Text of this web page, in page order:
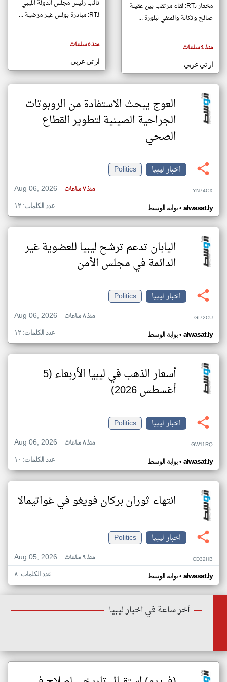
مصادر الأخبار من ليبيا
اخبار ليبيا على مدار الساعة
المقالات
هنا عن
وجهة
نظر
كاتبيها.
مختار لـRT: لقاء مرتقب بين عقيلة
صالح وتكالة والمنفي لبلورة ...
منذ ٤ ساعات
ار تي عربي
نائب رئيس مجلس الدولة الليبي
لـRT: مبادرة بولس غير مرضية ...
منذ ٥ ساعات
ار تي عربي
العوج يبحث الاستفادة من الروبوتات
الجراحية الصينية لتطوير القطاع
الصحي
اخبار ليبيا
Politics
Aug 06, 2026
منذ ٧ ساعات YN74CX
بوابة الوسط• alwasat.ly عدد الكلمات: ١٢
اليابان تدعم ترشح ليبيا للعضوية غير
الدائمة في مجلس الأمن
اخبار ليبيا
Politics
Aug 06, 2026
منذ ٨ ساعات GI72CU
بوابة الوسط• alwasat.ly عدد الكلمات: ١٢
أسعار الذهب في ليبيا الأربعاء (5
أغسطس 2026)
اخبار ليبيا
Politics
Aug 06, 2026
منذ ٨ ساعات GW11RQ
بوابة الوسط• alwasat.ly عدد الكلمات: ١٠
انتهاء ثوران بركان فويغو في غواتيمالا
اخبار ليبيا
Politics
Aug 05, 2026
منذ ٩ ساعات CD32HB
بوابة الوسط• alwasat.ly عدد الكلمات: ٨
أخر ساعة في اخبار ليبيا
klyoum.com